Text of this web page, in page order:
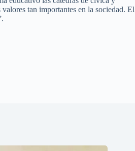
tan importantes en la sociedad. El